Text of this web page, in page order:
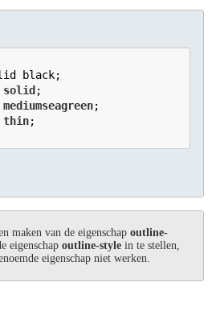
black;
solid ;
mediumseagreen;
thin;
maken van de eigenschap outline-
eigenschap outline-style in te stellen,
eigenschap niet werken.